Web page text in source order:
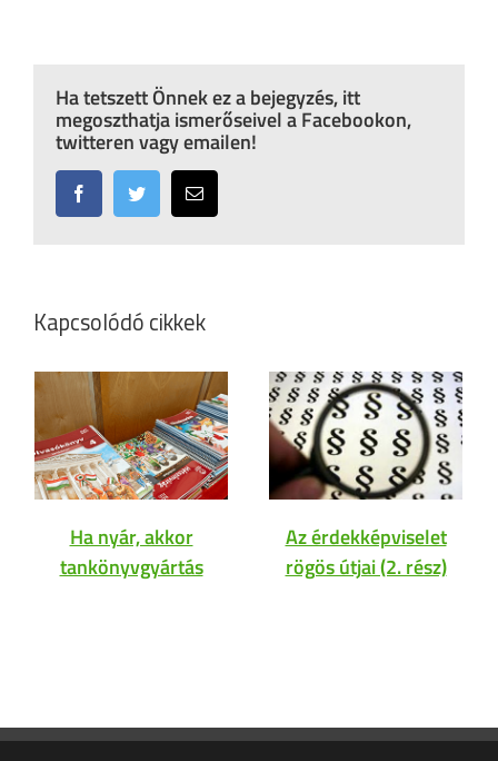
Ha tetszett Önnek ez a bejegyzés, itt
megoszthatja ismerőseivel a Facebookon,
twitteren vagy emailen!
FacebookTwitter Email:
Kapcsolódó cikkek
Ha nyár, akkor
tankönyvgyártás
Az érdekképviselet
rögös útjai (2. rész)